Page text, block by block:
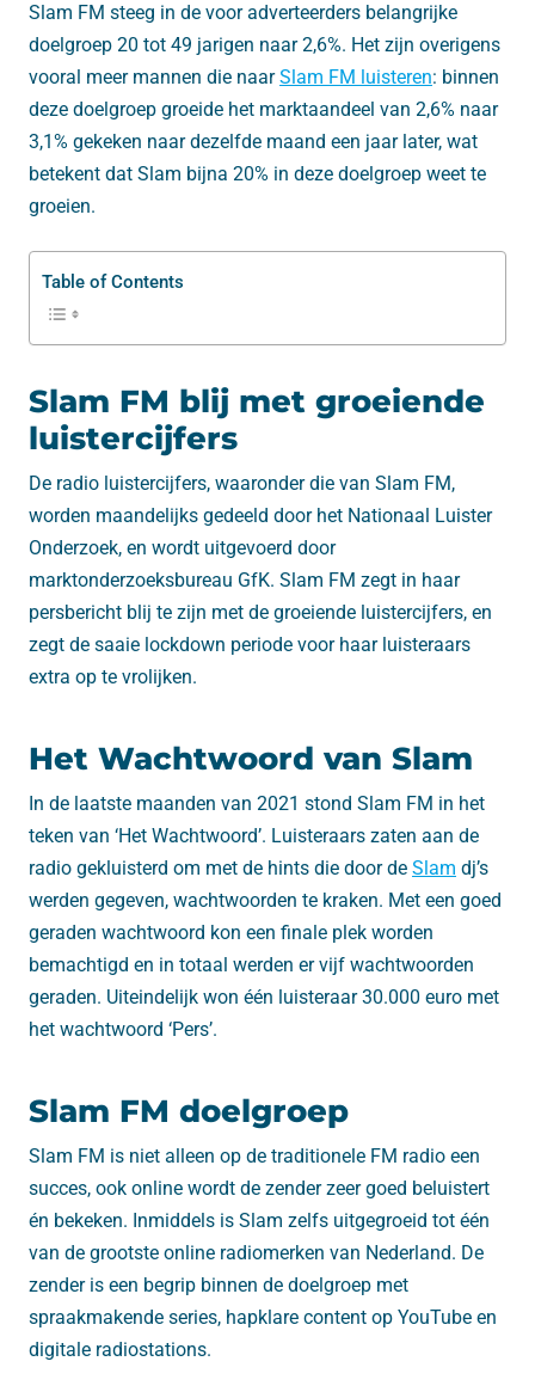
Slam FM steeg in de voor adverteerders belangrijke
doelgroep 20 tot 49 jarigen naar 2,6%. Het zijn overigens
vooral meer mannen die naarSlam FM luisteren: binnen
deze doelgroep groeide het marktaandeel van 2,6% naar
3,1% gekeken naar dezelfde maand een jaar later, wat
betekent dat Slam bijna 20% in deze doelgroep weet te
groeien.
Table of Contents
Slam FM blij met groeiende
luistercijfers
De radio luistercijfers, waaronder die van Slam FM,
worden maandelijks gedeeld door het Nationaal Luister
Onderzoek, en wordt uitgevoerd door
marktonderzoeksbureau GfK. Slam FM zegt in haar
persbericht blij te zijn met de groeiende luistercijfers, en
zegt de saaie lockdown periode voor haar luisteraars
extra op te vrolijken.
Het Wachtwoord van Slam
In de laatste maanden van 2021 stond Slam FM in het
teken van ‘Het Wachtwoord’. Luisteraars zaten aan de
radio gekluisterd om met de hints die door de Slam dj’s
werden gegeven, wachtwoorden te kraken. Met een goed
geraden wachtwoord kon een finale plek worden
bemachtigd en in totaal werden er vijf wachtwoorden
geraden. Uiteindelijk won één luisteraar 30.000 euro met
het wachtwoord ‘Pers’.
Slam FM doelgroep
Slam FM is niet alleen op de traditionele FM radio een
succes, ook online wordt de zender zeer goed beluistert
én bekeken. Inmiddels is Slam zelfs uitgegroeid tot één
van de grootste online radiomerken van Nederland. De
zender is een begrip binnen de doelgroep met
spraakmakende series, hapklare content op YouTube en
digitale radiostations.